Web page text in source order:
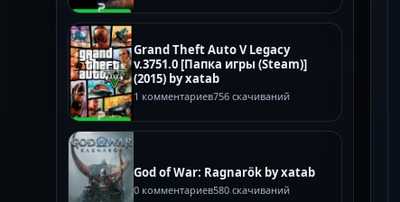
Grand Theft Auto V Legacy
v.3751.0 [Папка игры (Steam)]
(2015) by xatab
1 комментариев756 скачиваний
God of War: Ragnarök by xatab
0 комментариев580 скачиваний